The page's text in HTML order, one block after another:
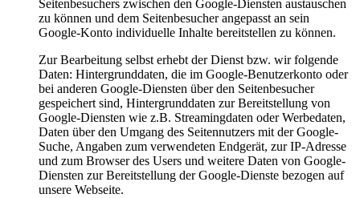
Seitenbesuchers zwischen den Google-Diensten austauschen
zu können und dem Seitenbesucher angepasst an sein
Google-Konto individuelle Inhalte bereitstellen zu können.
Zur Bearbeitung selbst erhebt der Dienst bzw. wir folgende
Daten: Hintergrunddaten, die im Google-Benutzerkonto oder
bei anderen Google-Diensten über den Seitenbesucher
gespeichert sind, Hintergrunddaten zur Bereitstellung von
Google-Diensten wie z.B. Streamingdaten oder Werbedaten,
Daten über den Umgang des Seitennutzers mit der Google-
Suche, Angaben zum verwendeten Endgerät, zur IP-Adresse
und zum Browser des Users und weitere Daten von Google-
Diensten zur Bereitstellung der Google-Dienste bezogen auf
unsere Webseite.